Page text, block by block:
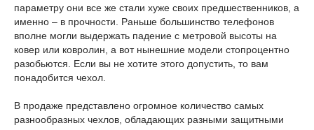
параметру они все же стали хуже своих предшественников, а
именно – в прочности. Раньше большинство телефонов
вполне могли выдержать падение с метровой высоты на
ковер или ковролин, а вот нынешние модели стопроцентно
разобьются. Если вы не хотите этого допустить, то вам
понадобится чехол.
В продаже представлено огромное количество самых
разнообразных чехлов, обладающих разными защитными